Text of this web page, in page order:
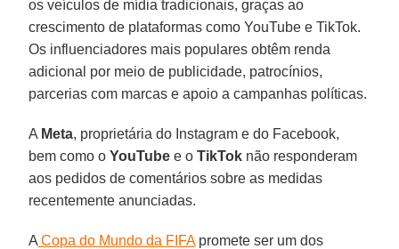
os veículos de mídia tradicionais, graças ao
crescimento de plataformas como YouTube e TikTok.
Os influenciadores mais populares obtêm renda
adicional por meio de publicidade, patrocínios,
parcerias com marcas e apoio a campanhas políticas.
A Meta, proprietária do Instagram e do Facebook,
bem como oYouTube e oTikTok não responderam
aos pedidos de comentários sobre as medidas
recentemente anunciadas.
A Copa do Mundo da FIFApromete ser um dos